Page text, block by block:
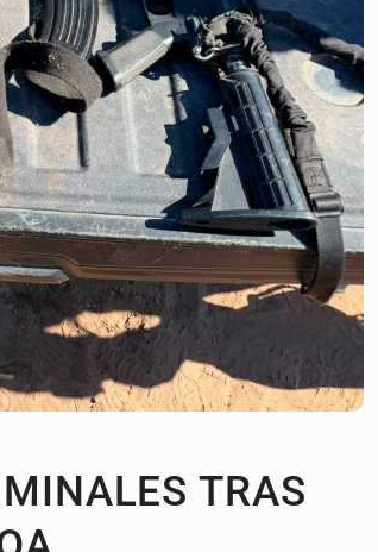
en Tlaquepaque
alertas sanitarias por mala calidad del agua
TRAS